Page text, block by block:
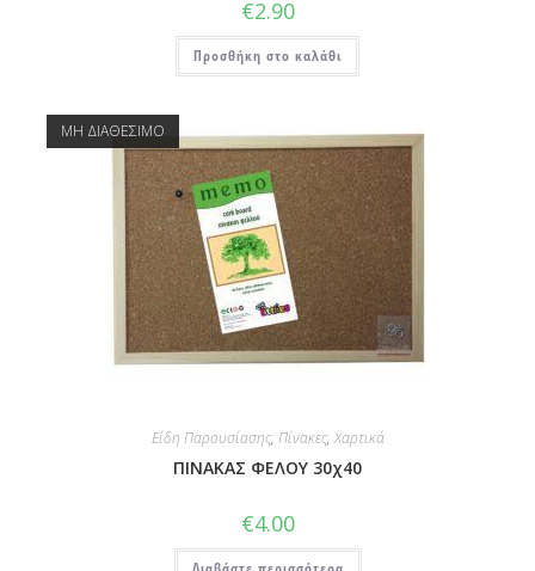
€2.90
Προσθήκη στο καλάθι
ΜΗ ΔΙΑΘΕΣΙΜΟ
Είδη Παρουσίασης, Πίνακες,Χαρτικά
ΠΙΝΑΚΑΣ ΦΕΛΟΥ 30χ40
€4.00